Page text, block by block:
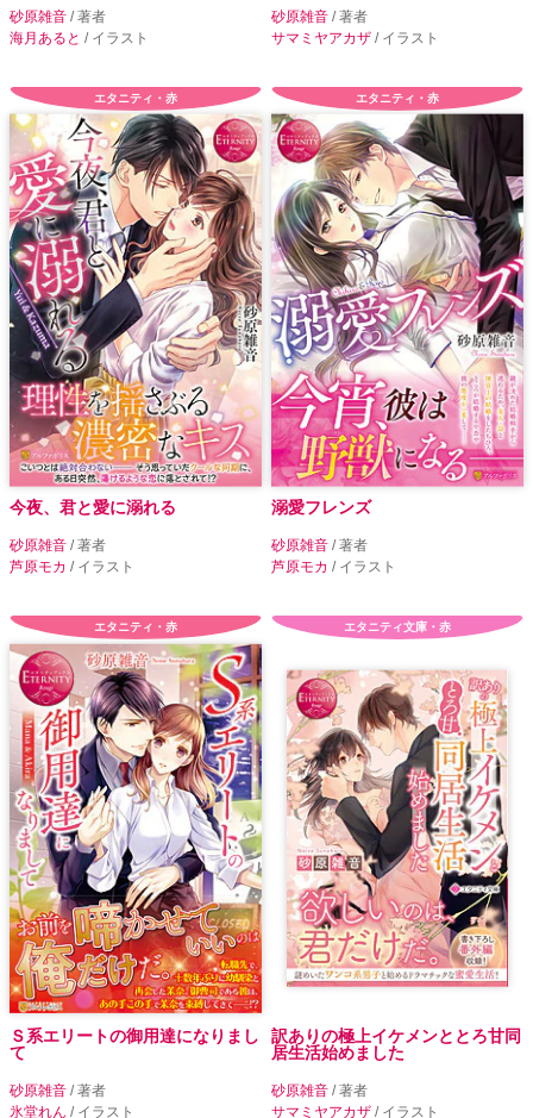
砂原雑音 / 著者
海月あると / イラスト
砂原雑音 / 著者
サマミヤアカザ / イラスト
エタニティ・赤
今夜、君と愛に溺れる
砂原雑音 / 著者
芦原モカ / イラスト
エタニティ・赤
溺愛フレンズ
砂原雑音 / 著者
芦原モカ / イラスト
エタニティ・赤
Ｓ系エリートの御用達になりまし
て
砂原雑音 / 著者
氷堂れん / イラスト
エタニティ文庫・赤
訳ありの極上イケメンととろ甘同
居生活始めました
砂原雑音 / 著者
サマミヤアカザ / イラスト